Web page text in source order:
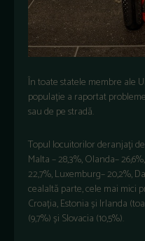
În toate statele membre ale
populație a raportat
sau de pe stradă.
Topul locuitorilor deranjaţi
Malta – 28,3%, Olanda–
22,7%, Luxemburg– 20,2%,
cealaltă parte, cele mai mici
Croația, Estonia și Irlanda
(9,7%) și Slovacia (10,5%).